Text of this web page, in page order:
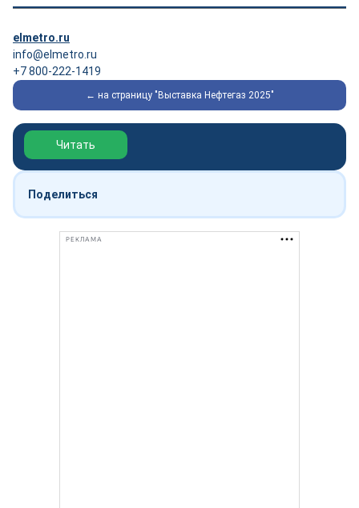
elmetro.ru
info@elmetro.ru
+7 800-222-1419
← на страницу "Выставка Нефтегаз 2025"
Обзор выставки Нефтегаз-2026
Читать
Поделиться
РЕКЛАМА